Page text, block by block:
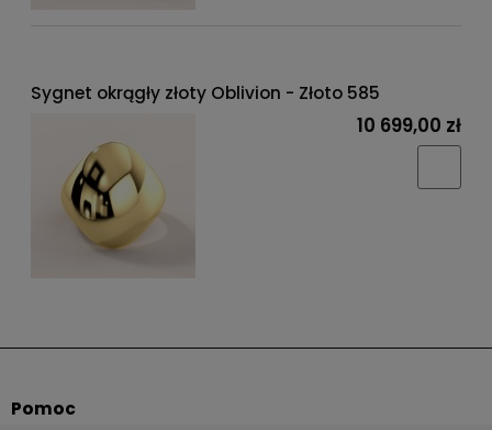
Sygnet okrągły złoty Oblivion - Złoto 585
10 699,00 zł
Pomoc